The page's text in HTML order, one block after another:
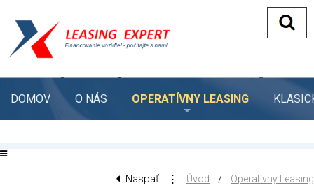
DOMOV O NÁS OPERATÍVNY LEASING
Naspäť ⋮ Úvod / Operatívny Leasing